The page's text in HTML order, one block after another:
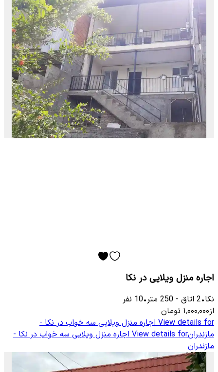
اجاره منزل ویلایی در نکا
نکا•
2 اتاق -
250 متر•
10 نفر
از۱٬۰۰۰٬۰۰۰ تومان
View details for اجاره منزل ویلایی سه خواب در نکا -
مازندرانView details for اجاره منزل ویلایی سه خواب در نکا -
مازندران